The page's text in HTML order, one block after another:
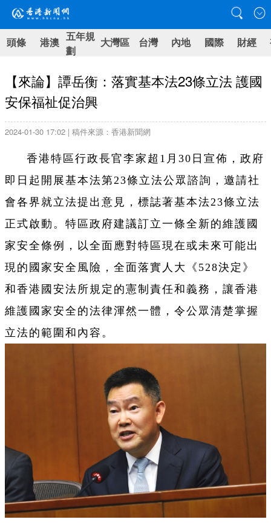
頭條 港澳 五年規
劃
大灣區 台灣 內地 國際 財經
【來論】譚岳衡：落實基本法23條立法 護國
安保福祉促治興
2024-01-30 17:02 | 稿件來源：香港新聞網
香港特區行政長官李家超1月30日宣佈，政府
即日起開展基本法第23條立法公眾諮詢，邀請社
會各界就立法提出意見，標誌著基本法23條立法
正式啟動。特區政府建議訂立一條全新的維護國
家安全條例，以全面應對特區現在或未來可能出
現的國家安全風險，全面落實人大《528決定》
和香港國安法所規定的憲制責任和義務，讓香港
維護國家安全的法律渾然一體，令公眾清楚掌握
立法的範圍和內容。